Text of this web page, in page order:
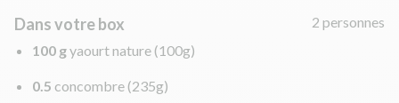
Dans votre box
2 personnes
100 gyaourt nature (100g)
0.5 concombre (235g)